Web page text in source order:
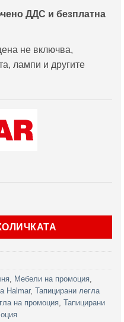
ДДС и безплатна
не включва,
лампи и другите
Estella Сиво 160
, Мебели на промоция,
Halmar, Тапицирани легла
на промоция, Тапицирани